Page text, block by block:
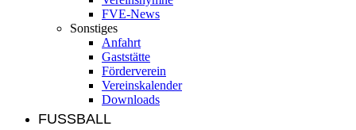
FVE-News
Sonstiges
Anfahrt
Gaststätte
Förderverein
Vereinskalender
Downloads
FUSSBALL